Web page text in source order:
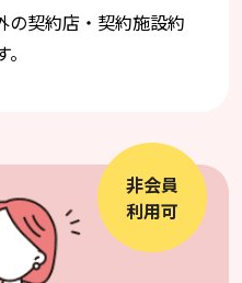
の契約店・契約施設約
非会員
利用可